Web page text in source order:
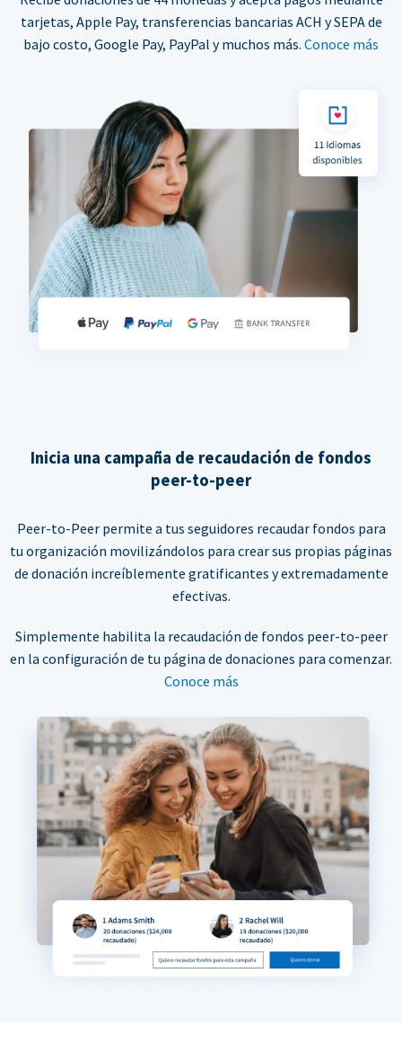
tarjetas, Apple Pay, transferencias bancarias ACH y SEPA de
bajo costo, Google Pay, PayPal y muchos más. Conoce más
Inicia una campaña de recaudación de fondos
peer-to-peer
Peer-to-Peer permite a tus seguidores recaudar fondos para
tu organización movilizándolos para crear sus propias páginas
de donación increíblemente gratificantes y extremadamente
efectivas.
Simplemente habilita la recaudación de fondos peer-to-peer
en la configuración de tu página de donaciones para comenzar.
Conoce más